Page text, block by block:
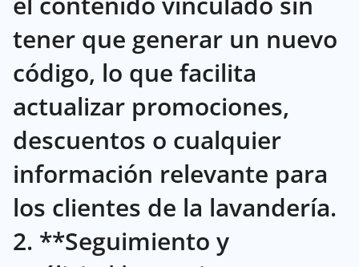
tener que generar un nuevo
código, lo que facilita
actualizar promociones,
descuentos o cualquier
información relevante para
los clientes de la lavandería.
2. **Seguimiento y